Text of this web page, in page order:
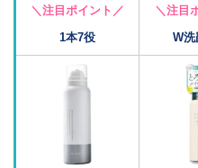
＼注目ポイント／
1本7役
＼注目
W洗